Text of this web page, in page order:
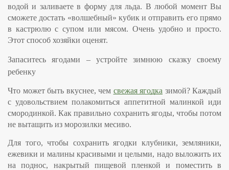
водой и заливаете в форму для льда. В любой момент Вы
сможете достать «волшебный» кубик и отправить его прямо
в кастрюлю с супом или мясом. Очень удобно и просто.
Этот способ хозяйки оценят.
Запаситесь ягодами – устройте зимнюю сказку своему
ребенку
Что может быть вкуснее, чем свежая ягодка зимой? Каждый
с удовольствием полакомиться аппетитной малинкой иди
смородинкой. Как правильно сохранить ягоды, чтобы потом
не вытащить из морозилки месиво.
Для того, чтобы сохранить ягодки клубники, земляники,
ежевики и малины красивыми и целыми, надо выложить их
на поднос, накрытый пищевой пленкой и поместить в